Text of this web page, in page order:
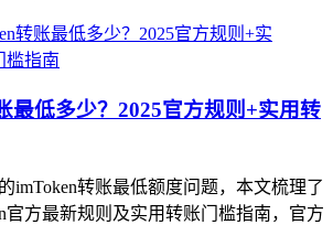
最低多少？2025官方规则+实用转
imToken转账最低额度问题，本文梳理了
官方最新规则及实用转账门槛指南，官方